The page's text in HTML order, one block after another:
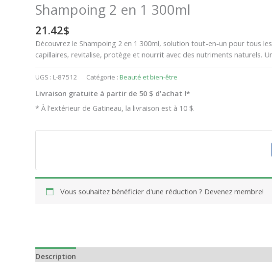
Shampoing 2 en 1 300ml
21.42$
Découvrez le Shampoing 2 en 1 300ml, solution tout-en-un pour tous
capillaires, revitalise, protège et nourrit avec des nutriments naturels.
UGS : L-87512 Catégorie : Beauté et bien-être
Livraison gratuite à partir de 50 $ d'achat !*
* À l'extérieur de Gatineau, la livraison est à 10 $.
Vous souhaitez bénéficier d'une réduction ? Devenez membre!
Description